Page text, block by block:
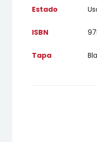
Estado
ISBN
Tapa